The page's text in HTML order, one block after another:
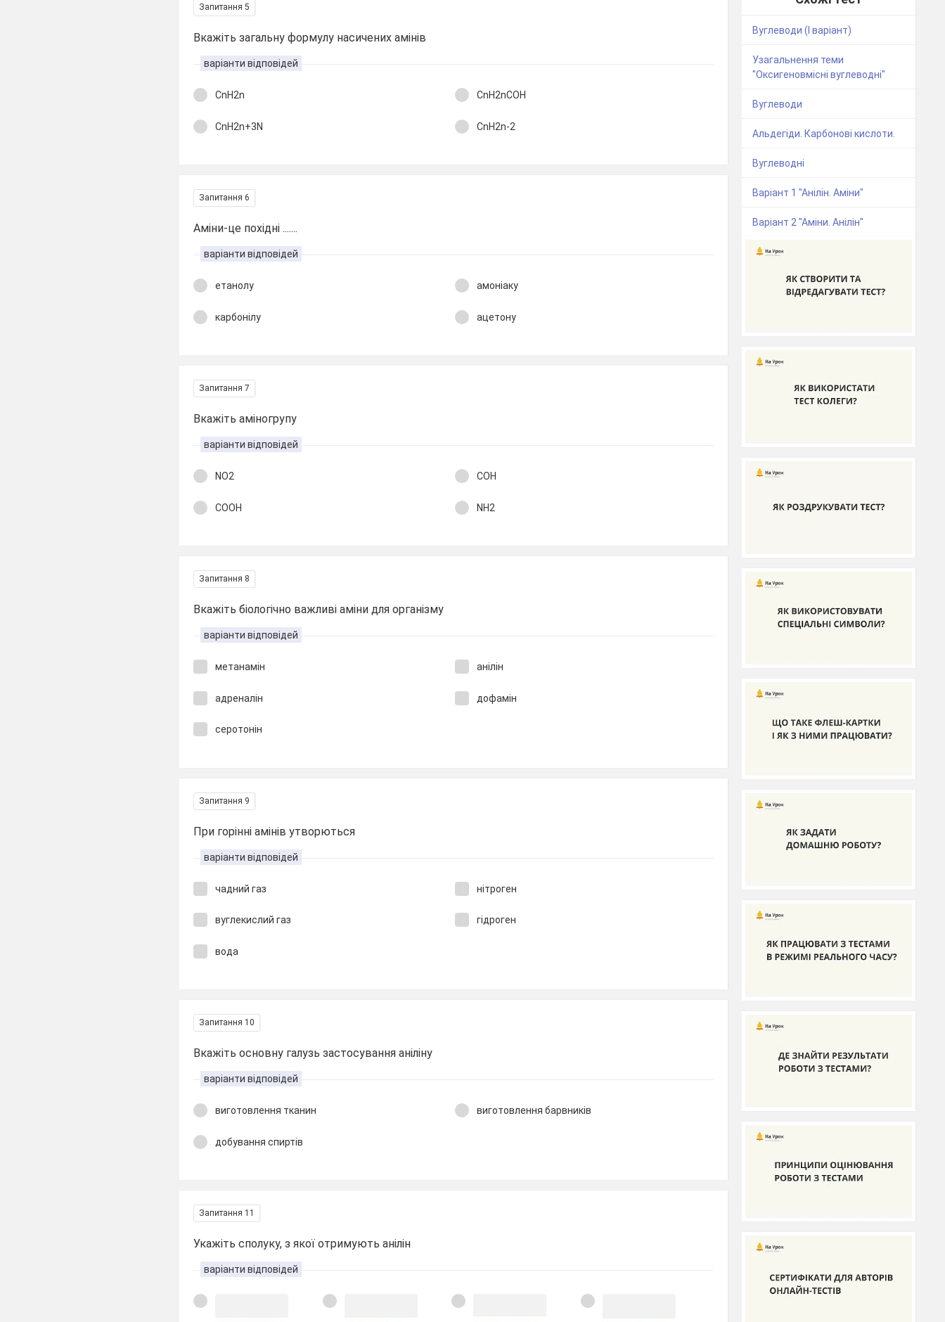
Запитання 5
Вкажіть загальну формулу насичених амінів
варіанти відповідей
CnH2n CnH2nCOH
CnH2n+3N CnH2n-2
Запитання 6
Аміни-це похідні .......
варіанти відповідей
етанолу амоніаку
карбонілу ацетону
Запитання 7
Вкажіть аміногрупу
варіанти відповідей
NO2 COH
COOH NH2
Запитання 8
Вкажіть біологічно важливі аміни для організму
варіанти відповідей
метанамін анілін
адреналін дофамін
серотонін
Запитання 9
При горінні амінів утворються
варіанти відповідей
чадний газ нітроген
вуглекислий газ гідроген
вода
Запитання 10
Вкажіть основну галузь застосування аніліну
варіанти відповідей
виготовлення тканин виготовлення барвників
добування спиртів
Запитання 11
Укажіть сполуку, з якої отримують анілін
варіанти відповідей
Вуглеводи (І варіант)
Узагальнення теми
"Оксигеновмісні вуглеводні"
Вуглеводи
Альдегіди. Карбонові кислоти.
Вуглеводні
Варіант 1 "Анілін. Аміни"
Варіант 2 "Аміни. Анілін"